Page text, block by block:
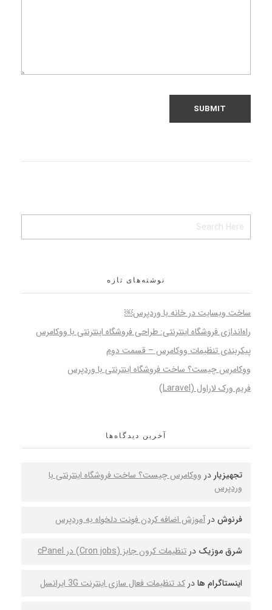
نوشته‌های تازه
ساخت وبسایت در خانه با وردپرس￼
راه‌اندازی فروشگاه اینترنتی: طراحی فروشگاه اینترنتی با ووکامرس
پیکربندی تنظیمات ووکامرس – قسمت دوم
ووکامرس چیست؟ ساخت فروشگاه اینترنتی با وردپرس
فریم ورک لاراول (Laravel)
آخرین دیدگاه‌ها
تجهیزیار در ووکامرس چیست؟ ساخت فروشگاه اینترنتی با
وردپرس
فرنوشدرآموزش اضافه کردن فونت دلخواه به وردپرس
شرق موزیک درتنظیمات کرون جابز (Cron jobs) در cPanel
اینستاگرام هادر کد تنظیمات فعال سازی اینترنت 3G ایرانسل